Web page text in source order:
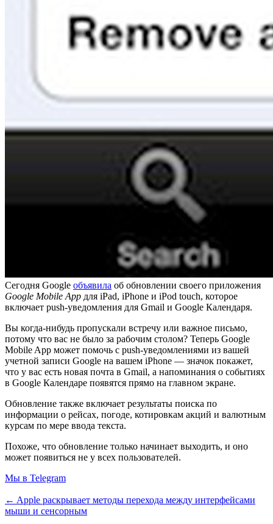
Сегодня Google объявила об обновлении своего приложения
Google Mobile App для iPad, iPhone и iPod touch, которое
включает push-уведомления для Gmail и Google Календаря.
Вы когда-нибудь пропускали встречу или важное письмо,
потому что вас не было за рабочим столом? Теперь Google
Mobile App может помочь с push-уведомлениями из вашей
учетной записи Google на вашем iPhone — значок покажет,
что у вас есть новая почта в Gmail, а напоминания о событиях
в Google Календаре появятся прямо на главном экране.
Обновление также включает результаты поиска по
информации о рейсах, погоде, котировкам акций и валютным
курсам по мере ввода текста.
Похоже, что обновление только начинает выходить, и оно
может появиться не у всех пользователей.
Мы в Telegram
← Apple раскрывает методы перехода между интерфейсами
мыши и сенсорным